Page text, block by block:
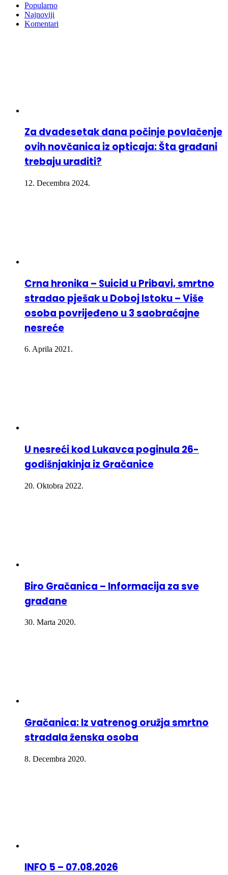
Popularno
Najnoviji
Komentari
Za dvadesetak dana počinje povlačenje
ovih novčanica iz opticaja: Šta građani
trebaju uraditi?
12. Decembra 2024.
Crna hronika – Suicid u Pribavi, smrtno
stradao pješak u Doboj Istoku – Više
osoba povrijeđeno u 3 saobraćajne
nesreće
6. Aprila 2021.
U nesreći kod Lukavca poginula 26-
godišnjakinja iz Gračanice
20. Oktobra 2022.
Biro Gračanica – Informacija za sve
građane
30. Marta 2020.
Gračanica: Iz vatrenog oružja smrtno
stradala ženska osoba
8. Decembra 2020.
INFO 5 – 07.08.2026